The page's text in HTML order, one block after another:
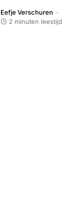
Eefje Verschuren
2 minuten leestijd